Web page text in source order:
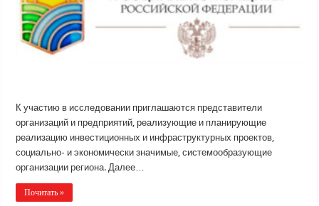
К участию в исследовании приглашаются представители
организаций и предприятий, реализующие и планирующие
реализацию инвестиционных и инфраструктурных проектов,
социально- и экономически значимые, системообразующие
организации региона. Далее…
Почитать »